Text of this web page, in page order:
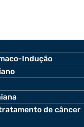
Indução
de câncer